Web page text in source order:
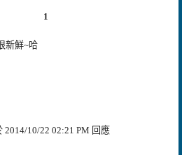
1
新鮮~哈
2014/10/22 02:21 PM 回應